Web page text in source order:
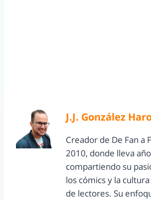
J.J. González
Creador de De Fan a
2010, donde lleva
compartiendo su
los cómics y la
de lectores. Su